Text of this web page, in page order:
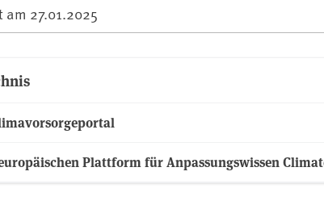
am 27.01.2025
Plattform für Anpassungswissen